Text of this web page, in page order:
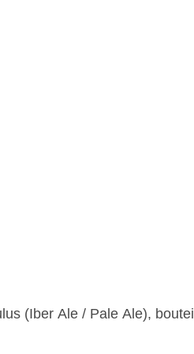
(Iber Ale / Pale Ale),